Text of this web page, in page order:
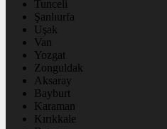
Tunceli
Şanlıurfa
Uşak
Van
Yozgat
Zonguldak
Aksaray
Bayburt
Karaman
Kırıkkale